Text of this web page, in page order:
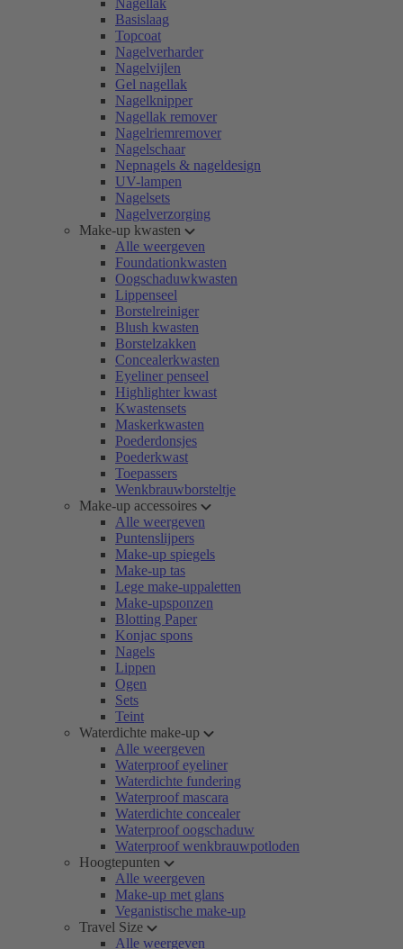
Nagellak
Basislaag
Topcoat
Nagelverharder
Nagelvijlen
Gel nagellak
Nagelknipper
Nagellak remover
Nagelriemremover
Nagelschaar
Nepnagels & nageldesign
UV-lampen
Nagelsets
Nagelverzorging
Make-up kwasten
Alle weergeven
Foundationkwasten
Oogschaduwkwasten
Lippenseel
Borstelreiniger
Blush kwasten
Borstelzakken
Concealerkwasten
Eyeliner penseel
Highlighter kwast
Kwastensets
Maskerkwasten
Poederdonsjes
Poederkwast
Toepassers
Wenkbrauwborsteltje
Make-up accessoires
Alle weergeven
Puntenslijpers
Make-up spiegels
Make-up tas
Lege make-uppaletten
Make-upsponzen
Blotting Paper
Konjac spons
Nagels
Lippen
Ogen
Sets
Teint
Waterdichte make-up
Alle weergeven
Waterproof eyeliner
Waterdichte fundering
Waterproof mascara
Waterdichte concealer
Waterproof oogschaduw
Waterproof wenkbrauwpotloden
Hoogtepunten
Alle weergeven
Make-up met glans
Veganistische make-up
Travel Size
Alle weergeven